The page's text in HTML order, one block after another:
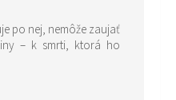
po nej, nemôže zaujať
– k smrti, ktorá ho